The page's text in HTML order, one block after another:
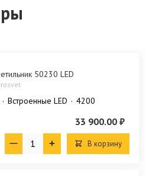
50230 LED
Встроенные LED 4200
33 900.00 ₽
В корзину